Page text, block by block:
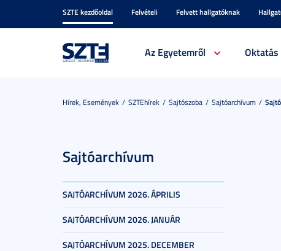
SZTE kezdőoldal Felvételi Felvett hallgatóknak
Az Egyetemről Oktatás
Hírek, Események SZTEhírek Sajtószoba Sajtóarchívum
Sajtóarchívum
SAJTÓARCHÍVUM 2026. ÁPRILIS
SAJTÓARCHÍVUM 2026. JANUÁR
SAJTÓARCHÍVUM 2025. DECEMBER